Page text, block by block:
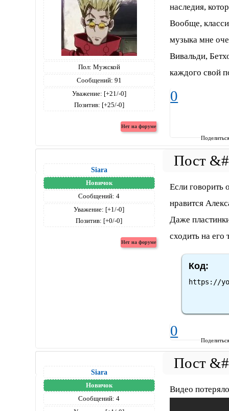
Пол: Мужской
Сообщений: 91
Уважение: [+21/-0]
Позитив: [+25/-0]
наследия,
Вообще,
музыка мне
Вивальди,
каждого свой
0
Siara
Новичок
Сообщений: 4
Уважение: [+1/-0]
Позитив: [+0/-0]
Если говорить
нравится
Даже
сходить на
Код:
https://
0
Siara
Новичок
Сообщений: 4
Видео